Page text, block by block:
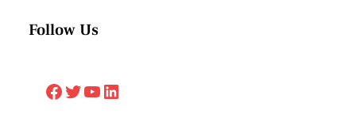
Follow Us
Facebook Twitter YouTube LinkedIn